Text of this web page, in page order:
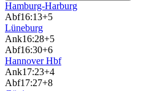
Hamburg-Harburg
Abf16:13+5
Lüneburg
Ank16:28+5
Abf16:30+6
Hannover Hbf
Ank17:23+4
Abf17:27+8